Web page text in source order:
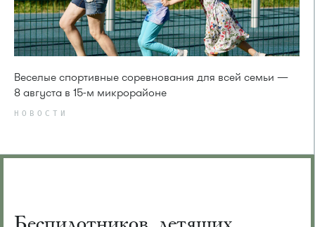
Веселые спортивные соревнования для всей семьи —
8 августа в 15-м микрорайоне
НОВОСТИ